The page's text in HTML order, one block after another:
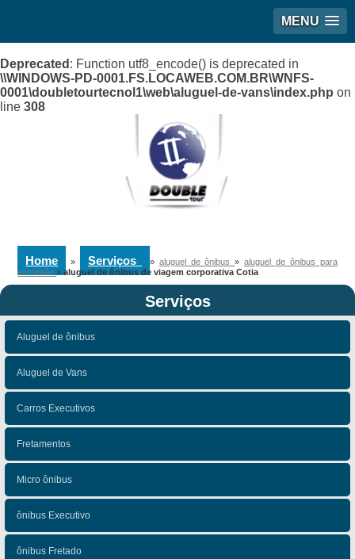
MENU
Deprecated : Function utf8_encode() is deprecated in
\\WINDOWS-PD-0001.FS.LOCAWEB.COM.BR\WNFS-
0001\doubletourtecnol1\web\aluguel-de-vans\index.php on
line 308
Home » Serviços » aluguel de ônibus»aluguel de ônibus para
excursão»aluguel de ônibus de viagem corporativa Cotia
Serviços
Aluguel de ônibus
Aluguel de Vans
Carros Executivos
Fretamentos
Micro ônibus
ônibus Executivo
ônibus Fretado